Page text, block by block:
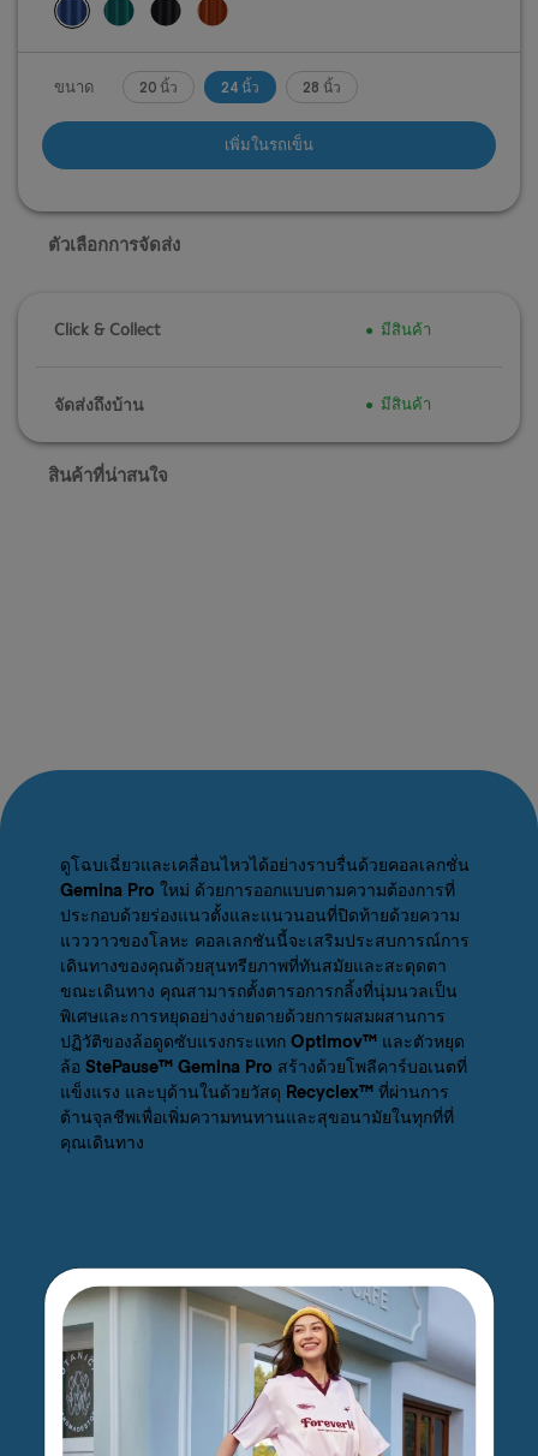
ขนาด 20 นิ้ว 24 นิ้ว 28 นิ้ว
เพิ่มในรถเข็น
ตัวเลือกการจัดส่ง
Click & Collect มีสินค้า
จัดส่งถึงบ้าน มีสินค้า
สินค้าที่น่าสนใจ
ดูโฉบเฉี่ยวและเคลื่อนไหวได้อย่างราบรื่นด้วยคอลเลกชั่น
Gemina Pro ใหม่ ด้วยการออกแบบตามความต้องการที่
ประกอบด้วยร่องแนวตั้งและแนวนอนที่ปิดท้ายด้วยความ
แวววาวของโลหะ คอลเลกชันนี้จะเสริมประสบการณ์การ
เดินทางของคุณด้วยสุนทรียภาพที่ทันสมัยและสะดุดตา
ขณะเดินทาง คุณสามารถตั้งตารอการกลิ้งที่นุ่มนวลเป็น
พิเศษและการหยุดอย่างง่ายดายด้วยการผสมผสานการ
ปฏิวัติของล้อดูดซับแรงกระแทก Optimov™ และตัวหยุด
ล้อ StePause™ Gemina Pro สร้างด้วยโพลีคาร์บอเนตที่
แข็งแรง และบุด้านในด้วยวัสดุ Recyclex™ ที่ผ่านการ
ต้านจุลชีพเพื่อเพิ่มความทนทานและสุขอนามัยในทุกที่ที่
คุณเดินทาง